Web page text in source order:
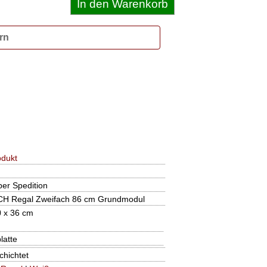
Spedition
Regal Zweifach 86 cm Grundmodul
x 36 cm